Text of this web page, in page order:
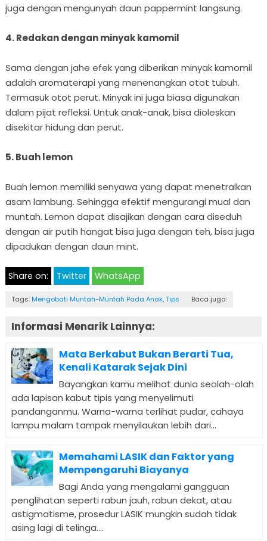
juga dengan mengunyah daun pappermint langsung.
4. Redakan dengan minyak kamomil
Sama dengan jahe efek yang diberikan minyak kamomil
adalah aromaterapi yang menenangkan otot tubuh.
Termasuk otot perut. Minyak ini juga biasa digunakan
dalam pijat refleksi. Untuk anak-anak, bisa dioleskan
disekitar hidung dan perut.
5. Buah lemon
Buah lemon memiliki senyawa yang dapat menetralkan
asam lambung. Sehingga efektif mengurangi mual dan
muntah. Lemon dapat disajikan dengan cara diseduh
dengan air putih hangat bisa juga dengan teh, bisa juga
dipadukan dengan daun mint.
Share on: Twitter WhatsApp
Tags: Mengobati Muntah-Muntah Pada Anak,Tips Baca juga:
Informasi Menarik Lainnya:
Mata Berkabut Bukan Berarti Tua,
Kenali Katarak Sejak Dini
Bayangkan kamu melihat dunia seolah-olah
ada lapisan kabut tipis yang menyelimuti
pandanganmu. Warna-warna terlihat pudar, cahaya
lampu malam tampak menyilaukan lebih dari...
Memahami LASIK dan Faktor yang
Mempengaruhi Biayanya
Bagi Anda yang mengalami gangguan
penglihatan seperti rabun jauh, rabun dekat, atau
astigmatisme, prosedur LASIK mungkin sudah tidak
asing lagi di telinga....